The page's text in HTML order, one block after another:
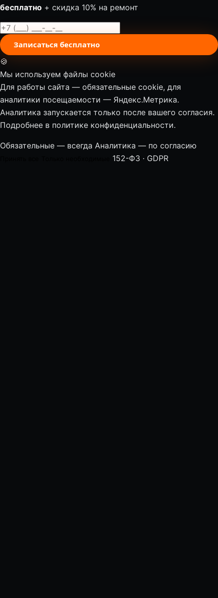
бесплатно + скидка 10% на ремонт
Записаться бесплатно
🍪
Мы используем файлы cookie
Для работы сайта — обязательные cookie, для
аналитики посещаемости — Яндекс.Метрика.
Аналитика запускается только после вашего согласия.
Подробнее в политике конфиденциальности.
Обязательные — всегда Аналитика — по согласию
152-ФЗ · GDPR